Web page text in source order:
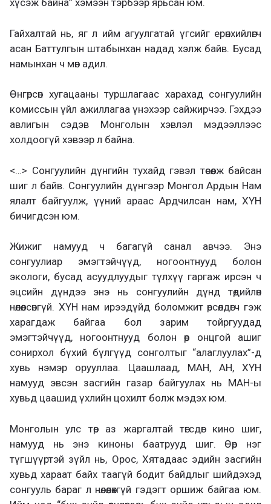
хүсэж байна” хэмээн тэрбээр ярьсан юм.
Гайхалтай нь, яг л ийм агуулгатай үгсийг ерөнхийлөгч
асан Баттулгын штабынхан надад хэлж байв. Бусад
намынхан ч мөн адил.
Өнгөрсөн хугацааны туршлагаас харахад сонгуулийн
комиссын үйл ажиллагаа үнэхээр сайжирчээ. Гэхдээ
авлигын сэдэв Монголын хэвлэл мэдээллээс
холдоогүй хэвээр л байна.
<…> Сонгуулийн дүнгийн тухайд гэвэл төсөөлж байсан
шиг л байв. Сонгуулийн дүнгээр Монгол Ардын Нам
ялалт байгуулж, үүний араас Ардчилсан нам, ХҮН
бичигдсэн юм.
Жижиг намууд ч багагүй санал авчээ. Энэ
сонгуулиар эмэгтэйчүүд, ногоонтнууд болон
экологи, бусад асуудлуудыг түлхүү гаргаж ирсэн ч
эцсийн дүндээ энэ нь сонгуулийн дүнд төдийлөн
нөлөөлсөнгүй. ХҮН нам ирээдүйд боломжит өрсөлдөгч гэж
харагдаж байгаа бол зарим тойргуудад
эмэгтэйчүүд, ногоонтнууд болон өөр онцгой ашиг
сонирхол бүхий бүлгүүд сонголтыг “алаглуулах”-д
хувь нэмэр орууллаа. Цаашлаад, МАН, АН, ХҮН
намууд эвсэн засгийн газар байгуулах нь МАН-ы
хувьд цаашид үхлийн цохилт болж мэдэх юм.
Монголын улс төр аз жаргалтай төгсдөг кино шиг,
намууд нь энэ киноны баатрууд шиг. Өөр нэг
түгшүүртэй зүйл нь, Орос, Хятадаас эдийн засгийн
хувьд хараат байх таагүй бодит байдлыг шийдэхэд
сонгууль бараг л нөлөөлөхгүй гэдэгт оршиж байгаа юм.